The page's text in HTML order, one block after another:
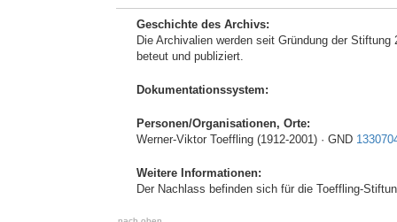
Geschichte des Archivs:
Die Archivalien werden seit Gründung der
beteut und publiziert.
Dokumentationssystem:
Personen/Organisationen, Orte:
Werner-Viktor Toeffling (1912-2001) · GND
Weitere Informationen:
Der Nachlass befinden sich für die Toeffling-